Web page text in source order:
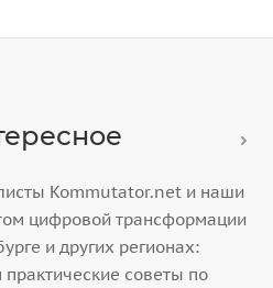
Kommutator.net и наши
цифровой трансформации
и других регионах:
советы по